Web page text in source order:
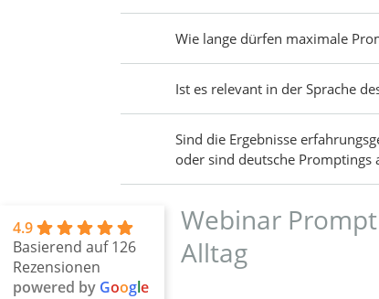
Wie lange dürfen maximale
Ist es relevant in der Sprache
Sind die Ergebnisse
oder sind deutsche Promptings
Webinar
Alltag
4.9
Basierend auf 126
Rezensionen
powered by Google